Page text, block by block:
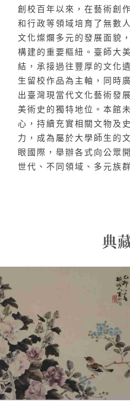
創校百年以來，在藝術創
和行政等領域培育了無數
文化燦爛多元的發展面貌
構建的重要樞紐。臺師大
結，承接過往豐厚的文化
生留校作品為主軸，同時
出臺灣現當代文化藝術發
美術史的獨特地位。本館
心，持續充實相關文物及
力，成為屬於大學師生的
眼國際，舉辦各式向公眾
世代、不同領域、多元族